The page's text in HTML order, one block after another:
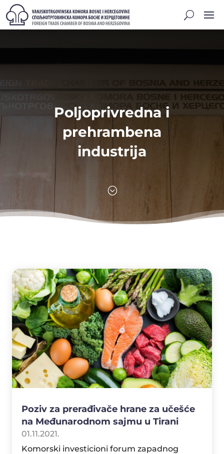
Poljoprivredna i
prehrambena
industrija
;
Poziv za prerađivače hrane za učešće
na Međunarodnom sajmu u Tirani
01.11.2021.
Komorski investicioni forum zapadnog